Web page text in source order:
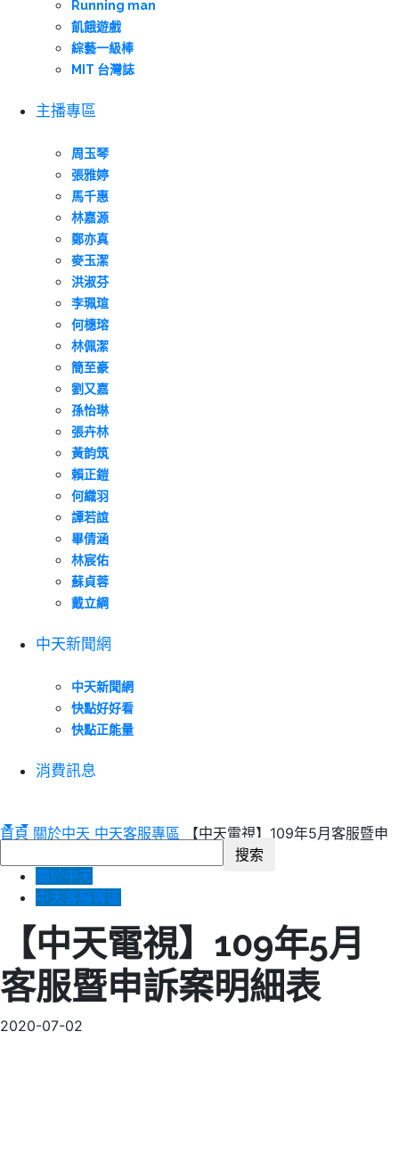
Running man
飢餓遊戲
綜藝一級棒
MIT 台灣誌
主播專區
周玉琴
張雅婷
馬千惠
林嘉源
鄭亦真
麥玉潔
洪淑芬
李珮瑄
何橞瑢
林佩潔
簡至豪
劉又嘉
孫怡琳
張卉林
黃韵筑
賴正鎧
何織羽
譚若誼
畢倩涵
林宸佑
蘇貞蓉
戴立綱
中天新聞網
中天新聞網
快點好好看
快點正能量
消費訊息
首頁 關於中天 中天客服專區
【中天電視】109年5月客服暨申
關於中天
中天客服專區
【中天電視】109年5月
客服暨申訴案明細表
2020-07-02